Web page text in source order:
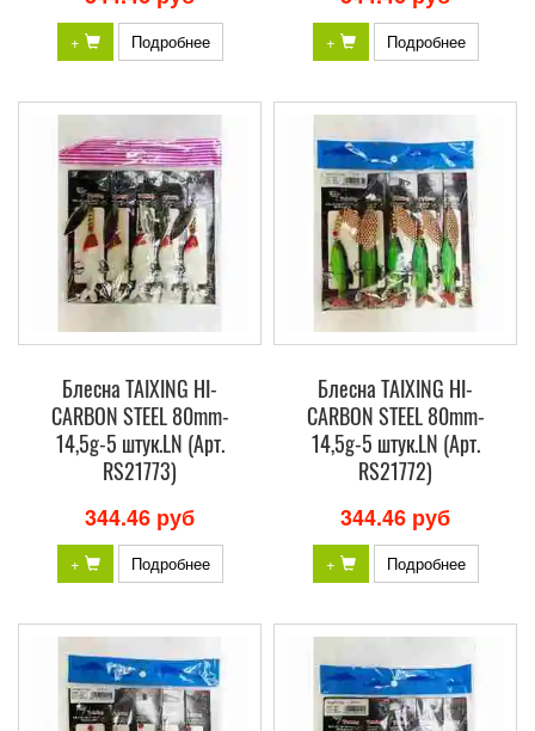
+ Подробнее + Подробнее
Блесна TAIXING HI-
CARBON STEEL 80mm-
14,5g-5 штук.LN (Арт.
RS21773)
344.46 руб
+ Подробнее
Блесна TAIXING HI-
CARBON STEEL 80mm-
14,5g-5 штук.LN (Арт.
RS21772)
344.46 руб
+ Подробнее